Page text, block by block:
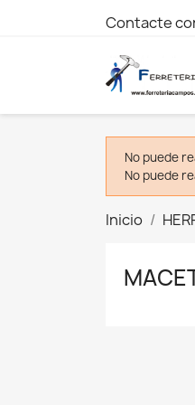
Contacte
No puede
No puede
Inicio